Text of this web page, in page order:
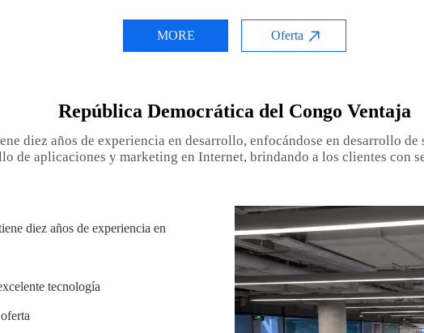
MORE Oferta
República Democrática del Congo Ventaja
diez años de experiencia en desarrollo, enfocándose en desarrollo de
de aplicaciones y marketing en Internet, brindando a los clientes con
diez años de experiencia en
tecnología